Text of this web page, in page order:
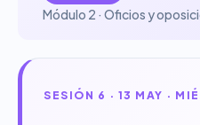
Módulo 2 · Oficios y
SESIÓN 6 · 13 MAY · MIÉ